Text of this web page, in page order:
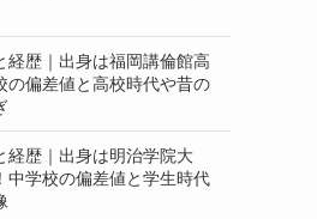
経歴｜出身は福岡講倫館高
の偏差値と高校時代や昔の
経歴｜出身は明治学院大
中学校の偏差値と学生時代